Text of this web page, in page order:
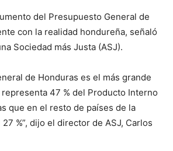
del Presupuesto General de
con la realidad hondureña, señaló
Sociedad más Justa (ASJ).
de Honduras es el más grande
47 % del Producto Interno
que en el resto de países de la
%”, dijo el director de ASJ, Carlos